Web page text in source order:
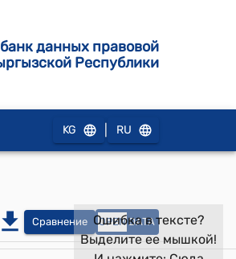
данных правовой
Республики
KG RU
Сравнение OPEN DATA
Ошибка в тексте?
Выделите ее мышкой!